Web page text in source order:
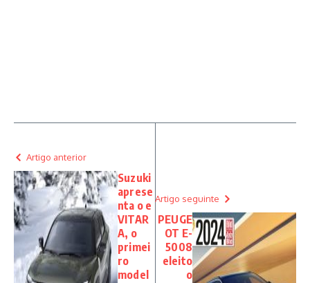
Artigo anterior
Suzuki
aprese
nta o e
VITAR
A, o
primei
ro
model
Artigo seguinte
PEUGE
OT E-
5008
eleito
o